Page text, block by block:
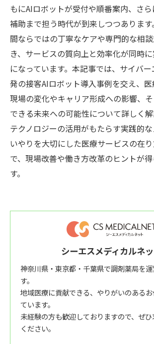
もにAIロボットが受付や順番案内、さ
補助まで担う時代が到来しつつありま
間ならではの丁寧なケアや専門的な相
き、サービスの質向上と効率化が同時
になっています。本記事では、サイバ
発の接客AIロボット導入事例を交え、
現場の変化やキャリア形成への影響、
できる未来への可能性について詳しく
テクノロジーの活用がもたらす実践的
いやりを大切にした医療サービスの在
で、現場改善や働き方改革のヒントが
す。
シーエスメディカルネ
神奈川県・東京都・千葉県で調剤薬局を
す。
地域医療に貢献できる、やりがいのある
ています。
未経験の方も歓迎しておりますので、ぜ
ください。